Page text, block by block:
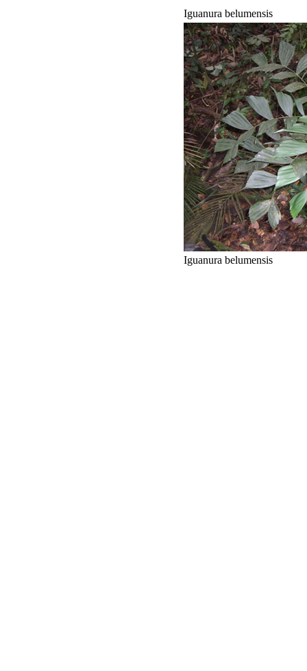
Iguanura belumensis
Iguanura belumensis